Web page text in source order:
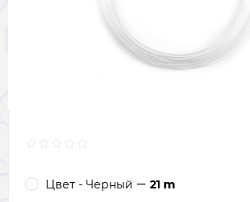
Цвет - Черный 21 m